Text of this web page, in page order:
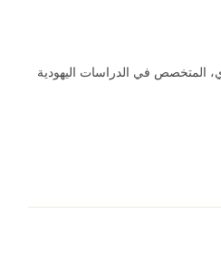
المتخصص في الدراسات اليهودية